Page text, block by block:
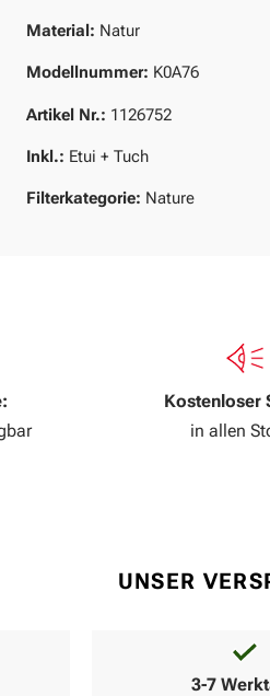
Material: Natur
Modellnummer: K0A76
Artikel Nr.: 1126752
Inkl.: Etui + Tuch
Filterkategorie: Nature
Kostenloser
in allen
UNSER
3-7